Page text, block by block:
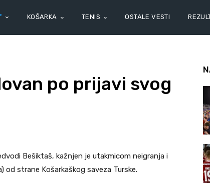
KOŠARKA TENIS OSTALE VESTI
po prijavi svog
Bešiktaš, kažnjen je utakmicom neigranja i
od strane Košarkaškog saveza Turske.